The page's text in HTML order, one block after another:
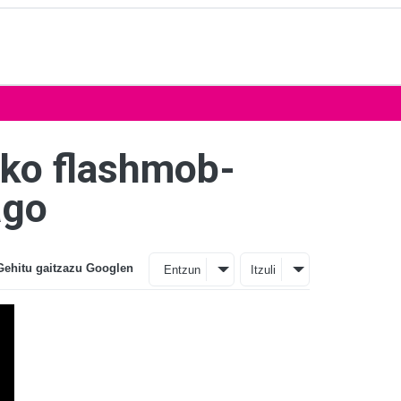
flashmob-
gaitzazu Googlen Entzun Itzuli